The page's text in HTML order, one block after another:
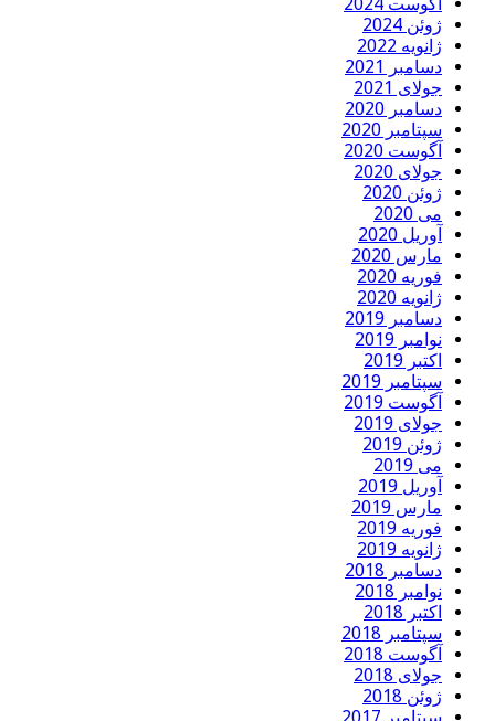
آگوست 2024
ژوئن 2024
ژانویه 2022
دسامبر 2021
جولای 2021
دسامبر 2020
سپتامبر 2020
آگوست 2020
جولای 2020
ژوئن 2020
می 2020
آوریل 2020
مارس 2020
فوریه 2020
ژانویه 2020
دسامبر 2019
نوامبر 2019
اکتبر 2019
سپتامبر 2019
آگوست 2019
جولای 2019
ژوئن 2019
می 2019
آوریل 2019
مارس 2019
فوریه 2019
ژانویه 2019
دسامبر 2018
نوامبر 2018
اکتبر 2018
سپتامبر 2018
آگوست 2018
جولای 2018
ژوئن 2018